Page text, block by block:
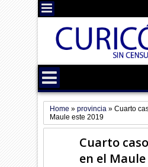
Home »provincia »Cuarto
Maule este 2019
Cuarto
en el